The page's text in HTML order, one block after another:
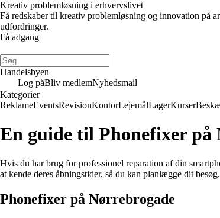
Kreativ problemløsning i erhvervslivet
Få redskaber til kreativ problemløsning og innovation på
udfordringer.
Få adgang
Handelsbyen
Log påBliv medlemNyhedsmail
Kategorier
ReklameEventsRevisionKontorLejemålLagerKurser
En guide til Phonefixer på
Hvis du har brug for professionel reparation af din
at kende deres åbningstider, så du kan planlægge dit besøg.
Phonefixer på Nørrebrogade